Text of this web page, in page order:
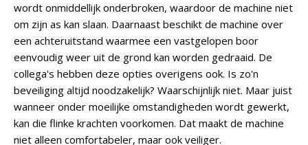
wordt onmiddellijk onderbroken, waardoor de machine niet
om zijn as kan slaan. Daarnaast beschikt de machine over
een achteruitstand waarmee een vastgelopen boor
eenvoudig weer uit de grond kan worden gedraaid. De
collega's hebben deze opties overigens ook. Is zo'n
beveiliging altijd noodzakelijk? Waarschijnlijk niet. Maar juist
wanneer onder moeilijke omstandigheden wordt gewerkt,
kan die flinke krachten voorkomen. Dat maakt de machine
niet alleen comfortabeler, maar ook veiliger.